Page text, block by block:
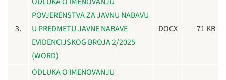
3.
POVJERENSTVA ZA JAVNU NABAVU
U PREDMETU JAVNE NABAVE
EVIDENCIJSKOG BROJA 2/2025
(WORD)
DOCX 71 KB
ODLUKA O IMENOVANJU